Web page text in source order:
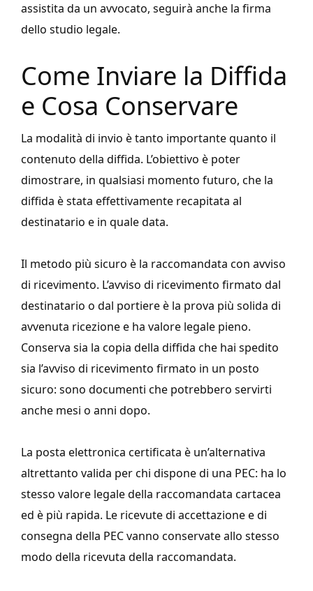
assistita da un avvocato, seguirà anche la firma
dello studio legale.
Come Inviare la Diffida
e Cosa Conservare
La modalità di invio è tanto importante quanto il
contenuto della diffida. L’obiettivo è poter
dimostrare, in qualsiasi momento futuro, che la
diffida è stata effettivamente recapitata al
destinatario e in quale data.
Il metodo più sicuro è la raccomandata con avviso
di ricevimento. L’avviso di ricevimento firmato dal
destinatario o dal portiere è la prova più solida di
avvenuta ricezione e ha valore legale pieno.
Conserva sia la copia della diffida che hai spedito
sia l’avviso di ricevimento firmato in un posto
sicuro: sono documenti che potrebbero servirti
anche mesi o anni dopo.
La posta elettronica certificata è un’alternativa
altrettanto valida per chi dispone di una PEC: ha lo
stesso valore legale della raccomandata cartacea
ed è più rapida. Le ricevute di accettazione e di
consegna della PEC vanno conservate allo stesso
modo della ricevuta della raccomandata.